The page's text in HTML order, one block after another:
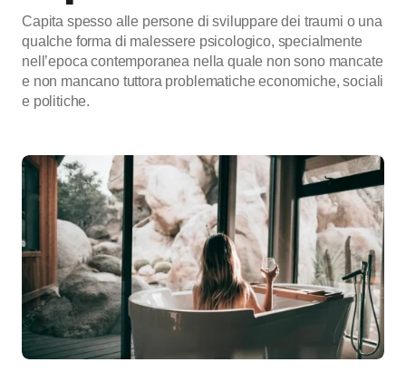
Capita spesso alle persone di sviluppare dei traumi o una
qualche forma di malessere psicologico, specialmente
nell’epoca contemporanea nella quale non sono mancate
e non mancano tuttora problematiche economiche, sociali
e politiche.